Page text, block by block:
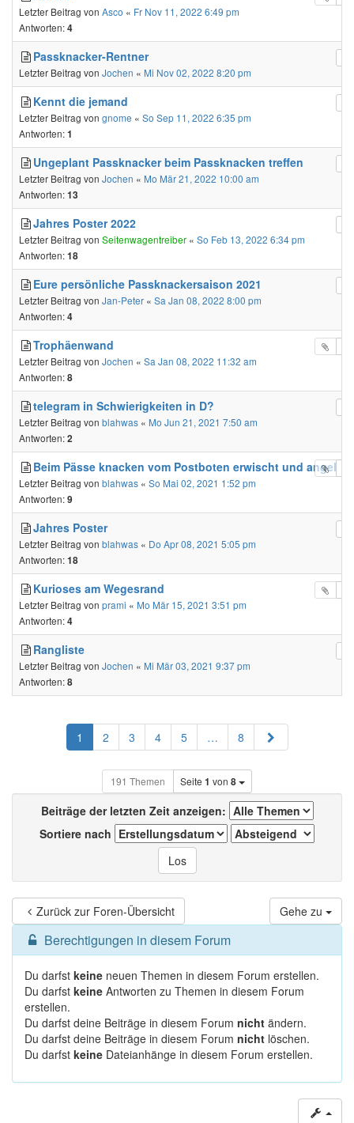
Letzter Beitrag von Asco « Fr Nov 11, 2022 6:49 pm
Antworten:4
Passknacker-Rentner
Letzter Beitrag von Jochen « Mi Nov 02, 2022 8:20 pm
Kennt die jemand
Letzter Beitrag von gnome « So Sep 11, 2022 6:35 pm
Antworten:1
Ungeplant Passknacker beim Passknacken treffen
Letzter Beitrag von Jochen « Mo Mär 21, 2022 10:00 am
Antworten:13
Jahres Poster 2022
Letzter Beitrag von Seitenwagentreiber « So Feb 13, 2022 6:34 pm
Antworten:18
Eure persönliche Passknackersaison 2021
Letzter Beitrag von Jan-Peter « Sa Jan 08, 2022 8:00 pm
Antworten:4
Trophäenwand
Letzter Beitrag von Jochen « Sa Jan 08, 2022 11:32 am
Antworten:8
telegram in Schwierigkeiten in D?
Letzter Beitrag von blahwas « Mo Jun 21, 2021 7:50 am
Antworten:2
Beim Pässe knacken vom Postboten erwischt und
Letzter Beitrag von blahwas « So Mai 02, 2021 1:52 pm
Antworten:9
Jahres Poster
Letzter Beitrag von blahwas « Do Apr 08, 2021 5:05 pm
Antworten:18
Kurioses am Wegesrand
Letzter Beitrag von prami « Mo Mär 15, 2021 3:51 pm
Antworten:4
Rangliste
Letzter Beitrag von Jochen « Mi Mär 03, 2021 9:37 pm
Antworten:8
1 2 3 4 5 … 8 Nächste
191 Themen Seite 1 von 8
Beiträge der letzten Zeit anzeigen:
Sortiere nach
Zurück zur Foren-Übersicht Gehe zu
Berechtigungen in diesem Forum
Du darfst keine neuen Themen in diesem Forum erstellen.
Du darfst keine Antworten zu Themen in diesem Forum
erstellen.
Du darfst deine Beiträge in diesem Forum nicht ändern.
Du darfst deine Beiträge in diesem Forum nicht löschen.
Du darfst keine Dateianhänge in diesem Forum erstellen.